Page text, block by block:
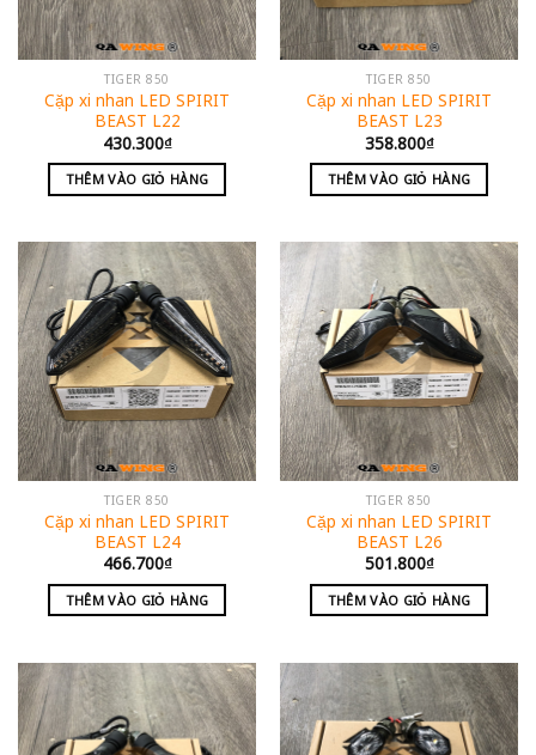
TIGER 850
Cặp xi nhan LED SPIRIT
BEAST L22
430.300₫
THÊM VÀO GIỎ HÀNG
TIGER 850
Cặp xi nhan LED SPIRIT
BEAST L23
358.800₫
THÊM VÀO GIỎ HÀNG
TIGER 850
Cặp xi nhan LED SPIRIT
BEAST L24
466.700₫
THÊM VÀO GIỎ HÀNG
TIGER 850
Cặp xi nhan LED SPIRIT
BEAST L26
501.800₫
THÊM VÀO GIỎ HÀNG